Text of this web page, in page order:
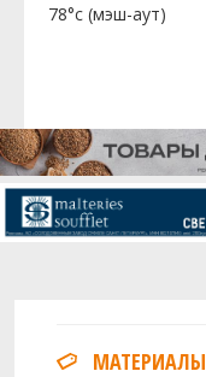
78°c (мэш-аут)
МАТЕРИАЛЫ